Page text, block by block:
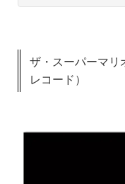
ザ・スーパーマリ
レコード）